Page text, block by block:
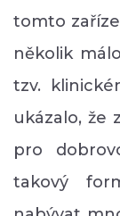
tomto
několik
tzv.
ukázalo, že
pro
takový